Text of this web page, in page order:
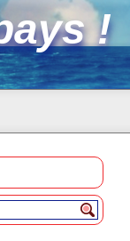
!